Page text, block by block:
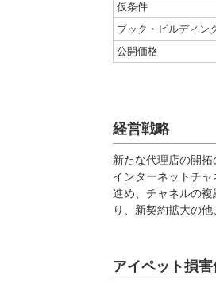
仮条件
ブック・ビルディン
公開価格
経営戦略
新たな代理店の開
インターネットチ
進め、チャネルの
り、新契約拡大の
アイペット損